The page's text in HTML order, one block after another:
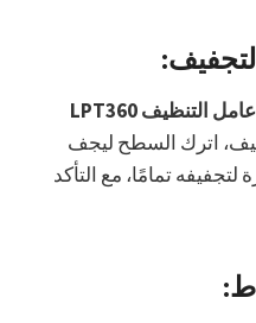
عامل التنظيف LPT360
اترك السطح ليجف
تمامًا، مع التأكد